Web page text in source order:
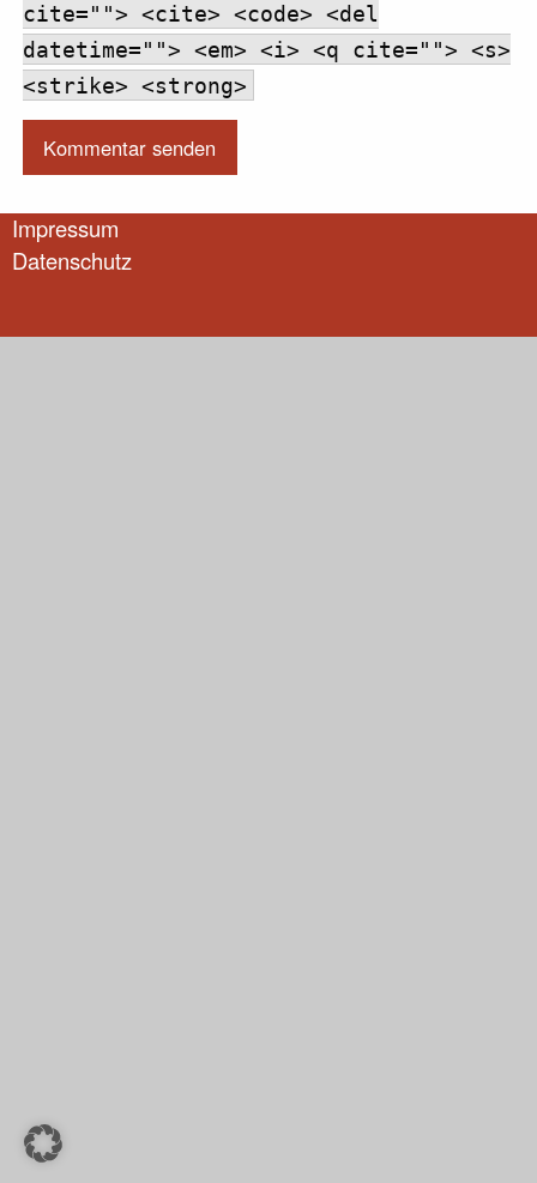
cite=""> <cite> <code> <del
datetime=""> <em> <i> <q cite=""> <s>
<strike> <strong>
Impressum
Datenschutz